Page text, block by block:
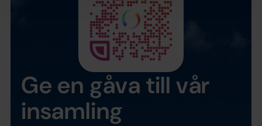
Ge en gåva till vår
insamling